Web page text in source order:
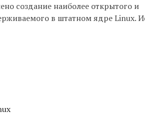
создание наиболее открытого и
в штатном ядре Linux.